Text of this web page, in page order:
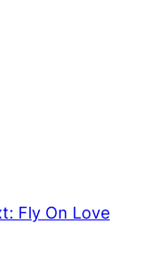
Fly On Love